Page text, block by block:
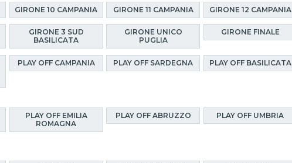
GIRONE 10 CAMPANIA GIRONE 11 CAMPANIA GIRONE 12 CAMPANIA
GIRONE 3 SUD
BASILICATA
GIRONE UNICO
PUGLIA
GIRONE FINALE
PLAY OFF CAMPANIA PLAY OFF SARDEGNA PLAY OFF BASILICATA
PLAY OFF EMILIA
ROMAGNA
PLAY OFF ABRUZZO PLAY OFF UMBRIA